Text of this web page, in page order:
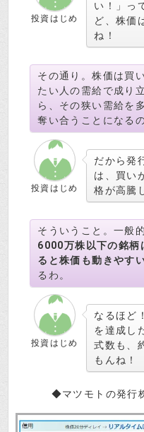
投資はじめ
い！」っ
ど、株価
ね！
その通り。株価は買
たい人の需給で成り
ら、その狭い需給を
奪い合うことになるの
投資はじめ
だから発
は、買い
格が高騰
そういうこと。一般
6000万株以下の銘柄
ると株価も動きやす
るわ。
投資はじめ
なるほど
を達成し
式数も、
もんね！
◆マツモトの発行